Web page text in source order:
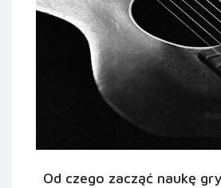
Od czego zacząć naukę